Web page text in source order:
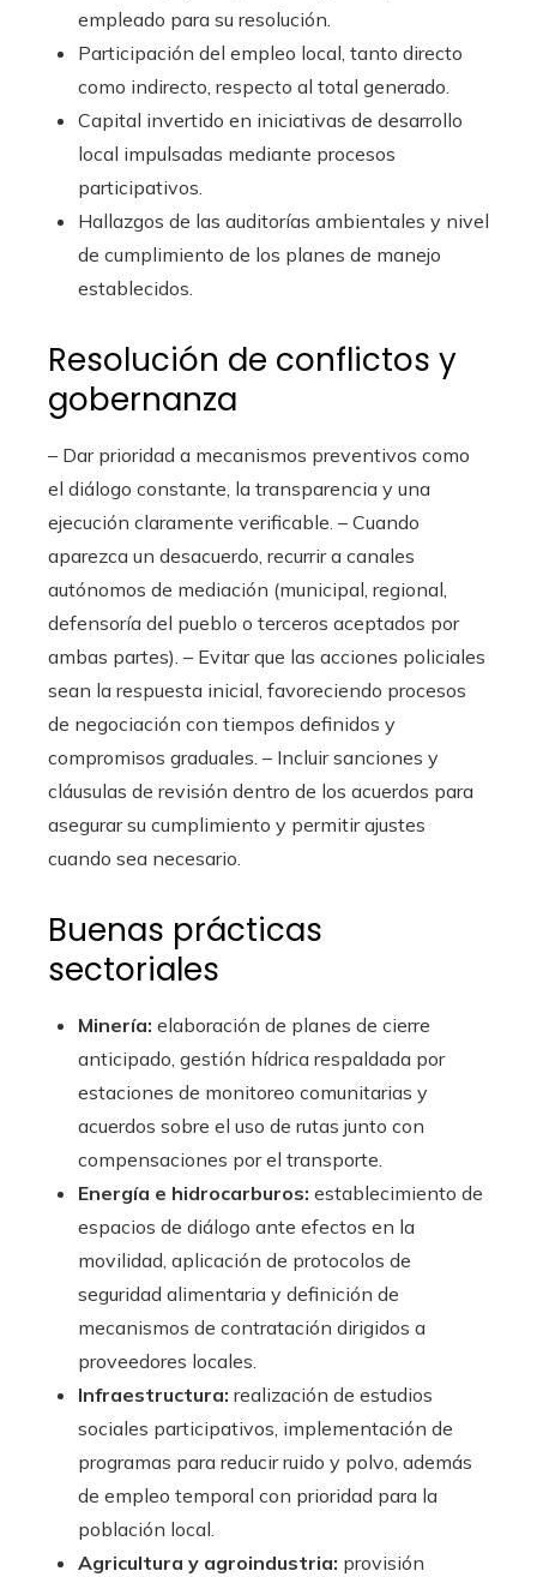
empleado para su resolución.
Participación del empleo local, tanto directo
como indirecto, respecto al total generado.
Capital invertido en iniciativas de desarrollo
local impulsadas mediante procesos
participativos.
Hallazgos de las auditorías ambientales y nivel
de cumplimiento de los planes de manejo
establecidos.
Resolución de conflictos y
gobernanza
– Dar prioridad a mecanismos preventivos como
el diálogo constante, la transparencia y una
ejecución claramente verificable. – Cuando
aparezca un desacuerdo, recurrir a canales
autónomos de mediación (municipal, regional,
defensoría del pueblo o terceros aceptados por
ambas partes). – Evitar que las acciones policiales
sean la respuesta inicial, favoreciendo procesos
de negociación con tiempos definidos y
compromisos graduales. – Incluir sanciones y
cláusulas de revisión dentro de los acuerdos para
asegurar su cumplimiento y permitir ajustes
cuando sea necesario.
Buenas prácticas
sectoriales
Minería: elaboración de planes de cierre
anticipado, gestión hídrica respaldada por
estaciones de monitoreo comunitarias y
acuerdos sobre el uso de rutas junto con
compensaciones por el transporte.
Energía e hidrocarburos: establecimiento de
espacios de diálogo ante efectos en la
movilidad, aplicación de protocolos de
seguridad alimentaria y definición de
mecanismos de contratación dirigidos a
proveedores locales.
Infraestructura: realización de estudios
sociales participativos, implementación de
programas para reducir ruido y polvo, además
de empleo temporal con prioridad para la
población local.
Agricultura y agroindustria: provisión